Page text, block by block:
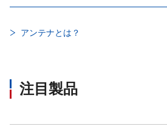
アンテナとは？
注目製品